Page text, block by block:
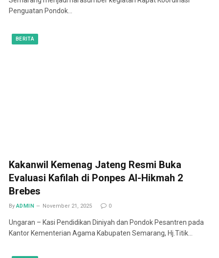
Penguatan Pondok…
BERITA
Kakanwil Kemenag Jateng Resmi Buka
Evaluasi Kafilah di Ponpes Al-Hikmah 2
Brebes
By ADMIN November 21, 2025 0
Ungaran – Kasi Pendidikan Diniyah dan Pondok Pesantren pada
Kantor Kementerian Agama Kabupaten Semarang, Hj.Titik…